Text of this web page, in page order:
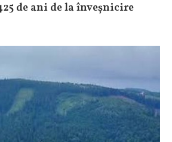
de ani de la înveșnicire